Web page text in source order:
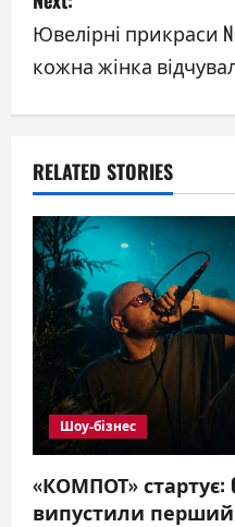
t
n
a
i
g
a
t
i
n
Ювелірні прикраси
кожна жінка
RELATED STORIES
Шоу-бізнес
«КОМПОТ» стартує:
випустили